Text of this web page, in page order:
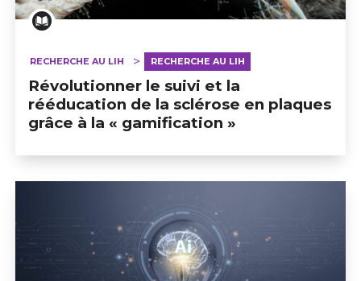
RECHERCHE AU LIH RECHERCHE AU LIH
Révolutionner le suivi et la
rééducation de la sclérose en plaques
grâce à la « gamification »